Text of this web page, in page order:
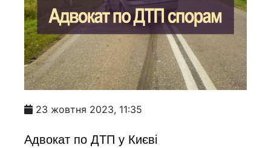
23 жовтня 2023, 11:35
Адвокат по ДТП у Києві